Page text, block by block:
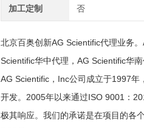
加工定制 否
北京百奥创新AG Scientific代理业务
Scientific华中代理，AG Scientific华南
AG Scientific，Inc公司成立于1997
开发。2005年以来通过ISO 9001：
极其响应。我们的承诺是在项目的各